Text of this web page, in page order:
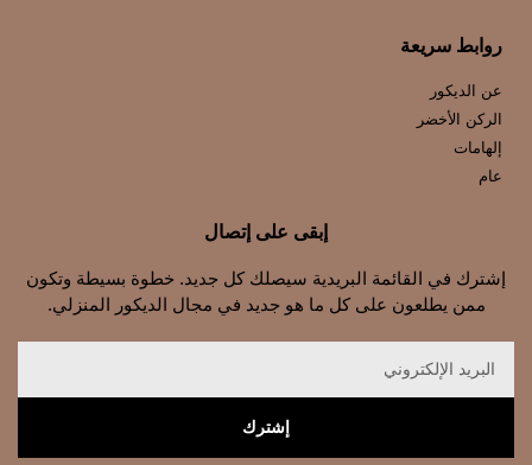
روابط سريعة
عن الديكور
الركن الأخضر
إلهامات
عام
إبقى على إتصال
إشترك في القائمة البريدية سيصلك كل جديد. خطوة بسيطة وتكون
ممن يطلعون على كل ما هو جديد في مجال الديكور المنزلي.
إشترك